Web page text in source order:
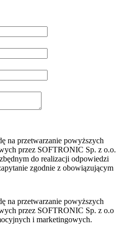
na przetwarzanie powyższych
przez SOFTRONIC Sp. z o.o.
do realizacji odpowiedzi
zgodnie z obowiązującym
na przetwarzanie powyższych
przez SOFTRONIC Sp. z o.o
i marketingowych.